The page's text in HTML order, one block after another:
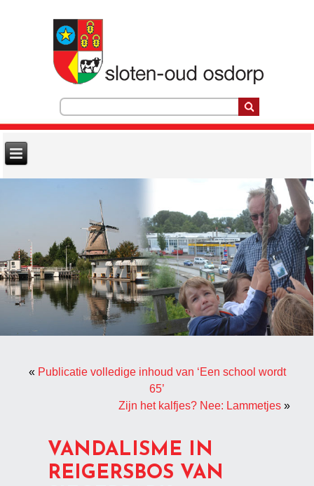
« Publicatie volledige inhoud van ‘Een school wordt
65’
Zijn het kalfjes? Nee: Lammetjes»
VANDALISME IN
REIGERSBOS VAN